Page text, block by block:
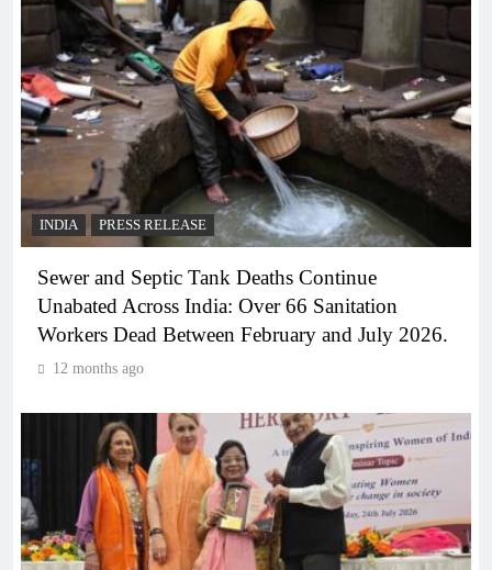
INDIA PRESS RELEASE
Sewer and Septic Tank Deaths Continue
Unabated Across India: Over 66 Sanitation
Workers Dead Between February and July 2026.
12 months ago